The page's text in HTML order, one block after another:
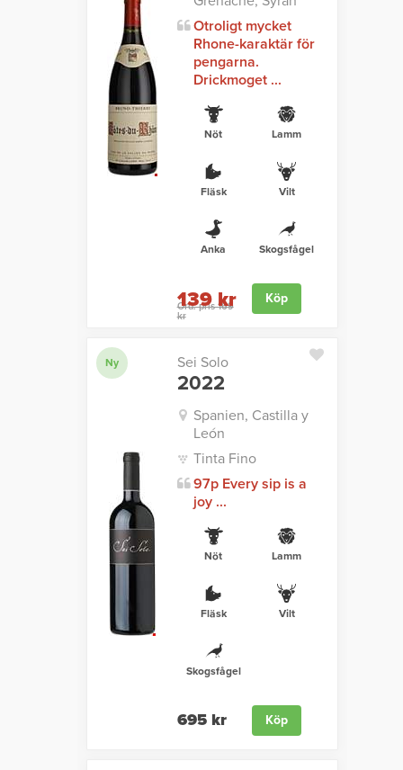
Otroligt mycket
Rhone-karaktär för
pengarna.
Drickmoget ...
Nöt Lamm
Fläsk Vilt
Anka Skogsfågel
Ord. pris 169
kr
139 kr Köp
Ny Sei Solo
2022
Spanien, Castilla y
León
Tinta Fino
97p Every sip is a
joy ...
Nöt Lamm
Fläsk Vilt
Skogsfågel
695 kr Köp